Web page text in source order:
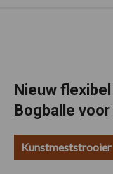
Nieuw
Bogballe
Kunstmeststrooier